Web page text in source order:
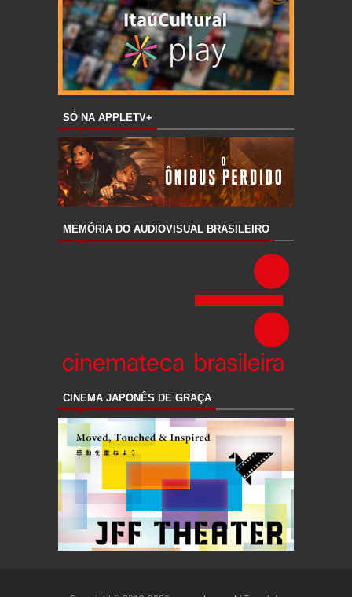
SÓ NA APPLETV+
MEMÓRIA DO AUDIOVISUAL BRASILEIRO
CINEMA JAPONÊS DE GRAÇA